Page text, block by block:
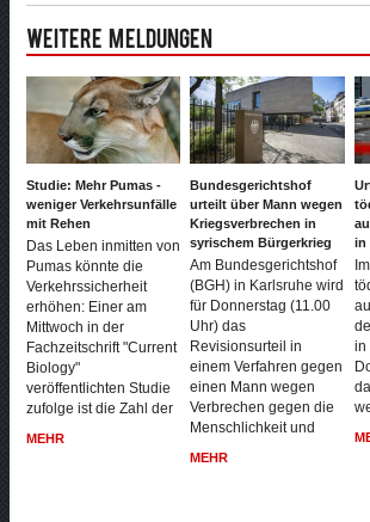
Weitere Meldungen
Studie: Mehr Pumas -
weniger Verkehrsunfälle
mit Rehen
Das Leben inmitten von
Pumas könnte die
Verkehrssicherheit
erhöhen: Einer am
Mittwoch in der
Fachzeitschrift "Current
Biology"
veröffentlichten Studie
zufolge ist die Zahl der
MEHR
Bundesgerichtshof
urteilt über Mann wegen
Kriegsverbrechen in
syrischem Bürgerkrieg
Am Bundesgerichtshof
(BGH) in Karlsruhe wird
für Donnerstag (11.00
Uhr) das
Revisionsurteil in
einem Verfahren gegen
einen Mann wegen
Verbrechen gegen die
Menschlichkeit und
MEHR
in
in